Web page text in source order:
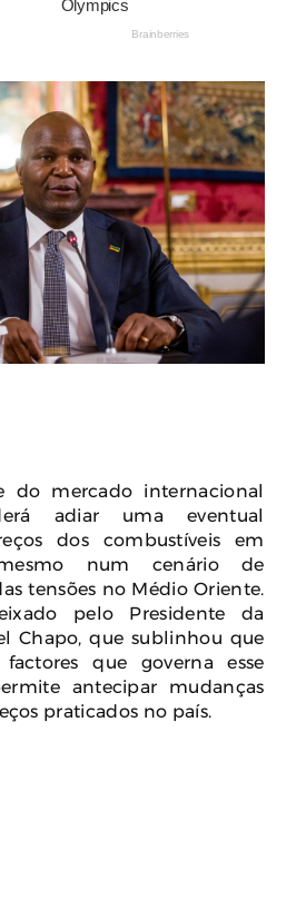
do mercado internacional
adiar uma eventual
dos combustíveis em
num cenário de
tensões no Médio Oriente.
pelo Presidente da
Chapo, que sublinhou que
que governa esse
antecipar mudanças
praticados no país.